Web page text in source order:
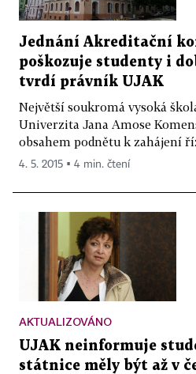
Jednání Akreditační
poškozuje studenty i
tvrdí právník UJAK
Největší soukromá vysoká
Univerzita Jana Amose
obsahem podnětu k zahájení
4. 5. 2015 ▪ 4 min. čtení
AKTUALIZOVÁNO
UJAK neinformuje
státnice měly být až v